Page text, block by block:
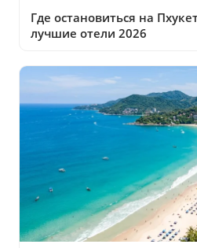
Где остановиться на
лучшие отели 2026